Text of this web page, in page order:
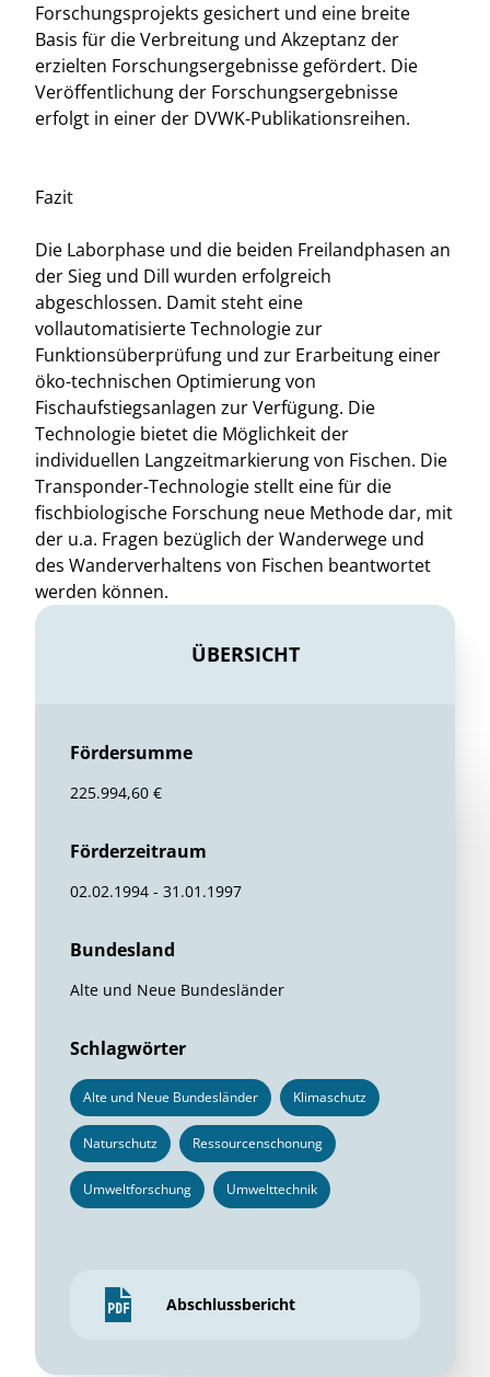
Forschungsprojekts gesichert und eine breite
Basis für die Verbreitung und Akzeptanz der
erzielten Forschungsergebnisse gefördert. Die
Veröffentlichung der Forschungsergebnisse
erfolgt in einer der DVWK-Publikationsreihen.
Fazit
Die Laborphase und die beiden Freilandphasen an
der Sieg und Dill wurden erfolgreich
abgeschlossen. Damit steht eine
vollautomatisierte Technologie zur
Funktionsüberprüfung und zur Erarbeitung einer
öko-technischen Optimierung von
Fischaufstiegsanlagen zur Verfügung. Die
Technologie bietet die Möglichkeit der
individuellen Langzeitmarkierung von Fischen. Die
Transponder-Technologie stellt eine für die
fischbiologische Forschung neue Methode dar, mit
der u.a. Fragen bezüglich der Wanderwege und
des Wanderverhaltens von Fischen beantwortet
werden können.
ÜBERSICHT
Fördersumme
225.994,60 €
Förderzeitraum
02.02.1994 - 31.01.1997
Bundesland
Alte und Neue Bundesländer
Schlagwörter
Alte und Neue Bundesländer Klimaschutz
Naturschutz Ressourcenschonung
Umweltforschung Umwelttechnik
Abschlussbericht